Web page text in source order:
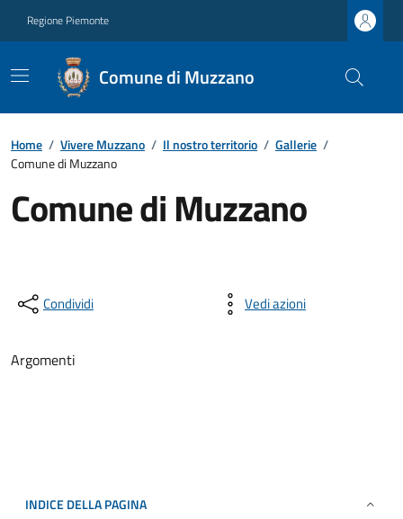
Regione Piemonte
Comune di Muzzano
Home / Vivere Muzzano / Il nostro territorio / Gallerie /
Comune di Muzzano
Comune di Muzzano
Condividi Vedi azioni
Argomenti
INDICE DELLA PAGINA